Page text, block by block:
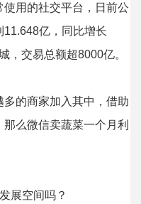
用的社交平台，日前公
亿，同比增长
，交易总额超8000亿。
的商家加入其中，借助
么微信卖蔬菜一个月利